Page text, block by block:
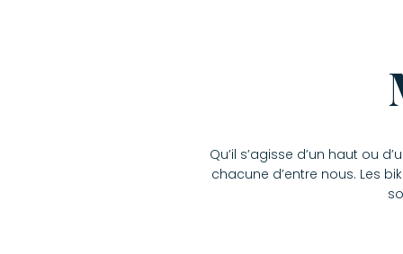
Qu’il s’agisse d’un haut ou
chacune d’entre nous. Les